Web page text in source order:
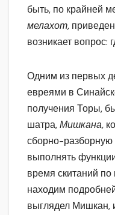
быть, по крайней
мелахот,
возникает вопрос:
Одним из первых
евреями в
получения Торы,
шатра,Мишкана,
сборно-
выполнять
время скитаний
находим
выглядел Мишкан,